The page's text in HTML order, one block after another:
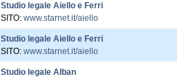
Studio legale Aiello e Ferri
SITO: www.starnet.it/aiello
Studio legale Aiello e Ferri
SITO: www.starnet.it/aiello
Studio legale Alban